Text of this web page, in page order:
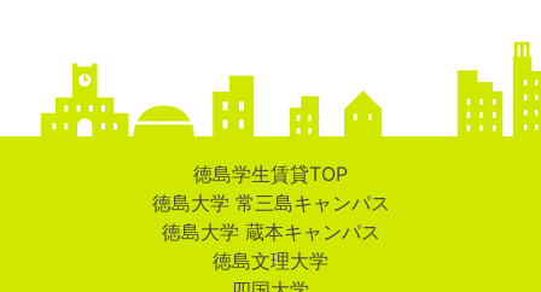
徳島学生賃貸TOP
徳島大学 常三島キャンパス
徳島大学 蔵本キャンパス
徳島文理大学